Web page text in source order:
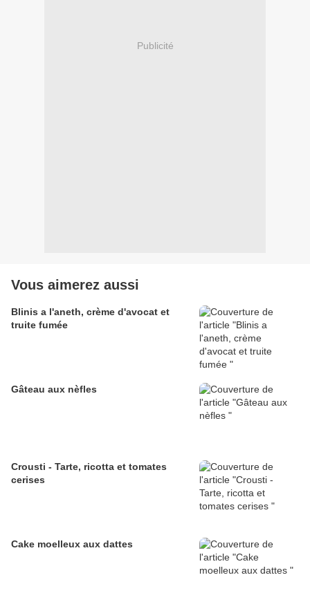
Publicité
Vous aimerez aussi
Blinis a l'aneth, crème d'avocat et
truite fumée
Gâteau aux nèfles
Crousti - Tarte, ricotta et tomates
cerises
Cake moelleux aux dattes